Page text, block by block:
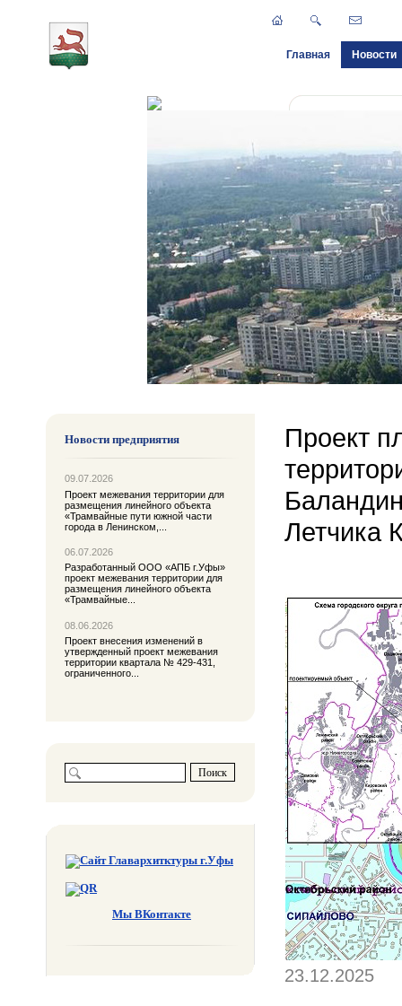
Главная Новости
Новости предприятия
09.07.2026
Проект межевания территории для
размещения линейного объекта
«Трамвайные пути южной части
города в Ленинском,...
06.07.2026
Разработанный ООО «АПБ г.Уфы»
проект межевания территории для
размещения линейного объекта
«Трамвайные...
08.06.2026
Проект внесения изменений в
утвержденный проект межевания
территории квартала № 429-431,
ограниченного...
Мы ВКонтакте
Проект
Летчика
23.12.2025